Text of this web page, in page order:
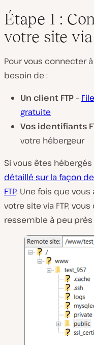
Étape 1 :
votre site
Pour vous connecter à
besoin de :
Un client FTP–
gratuite
Vos identifiants
votre hébergeur
Si vous êtes hébergés
détaillé sur la façon
FTP. Une fois que
votre site via FTP,
ressemble à peu près